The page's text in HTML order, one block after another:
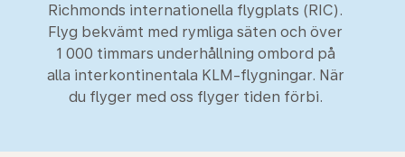
Richmonds internationella flygplats (RIC).
Flyg bekvämt med rymliga säten och över
1 000 timmars underhållning ombord på
alla interkontinentala KLM-flygningar. När
du flyger med oss flyger tiden förbi.